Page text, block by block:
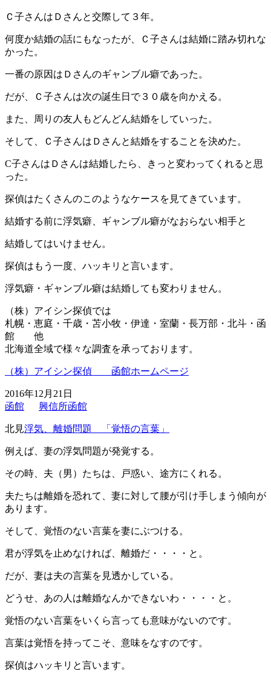
Ｃ子さんはＤさんと交際して３年。
何度か結婚の話にもなったが、Ｃ子さんは結婚に踏み切れな
かった。
一番の原因はＤさんのギャンブル癖であった。
だが、Ｃ子さんは次の誕生日で３０歳を向かえる。
また、周りの友人もどんどん結婚をしていった。
そして、Ｃ子さんはＤさんと結婚をすることを決めた。
C子さんはＤさんは結婚したら、きっと変わってくれると思
った。
探偵はたくさんのこのようなケースを見てきています。
結婚する前に浮気癖、ギャンブル癖がなおらない相手と
結婚してはいけません。
探偵はもう一度、ハッキリと言います。
浮気癖・ギャンブル癖は結婚しても変わりません。
（株）アイシン探偵では
札幌・恵庭・千歳・苫小牧・伊達・室蘭・長万部・北斗・函
館 他
北海道全域で様々な調査を承っております。
（株）アイシン探偵 函館ホームページ
2016年12月21日
函館
興信所函館
北見浮気、離婚問題 「覚悟の言葉」
例えば、妻の浮気問題が発覚する。
その時、夫（男）たちは、戸惑い、途方にくれる。
夫たちは離婚を恐れて、妻に対して腰が引け手しまう傾向が
あります。
そして、覚悟のない言葉を妻にぶつける。
君が浮気を止めなければ、離婚だ・・・・と。
だが、妻は夫の言葉を見透かしている。
どうせ、あの人は離婚なんかできないわ・・・・と。
覚悟のない言葉をいくら言っても意味がないのです。
言葉は覚悟を持ってこそ、意味をなすのです。
探偵はハッキリと言います。